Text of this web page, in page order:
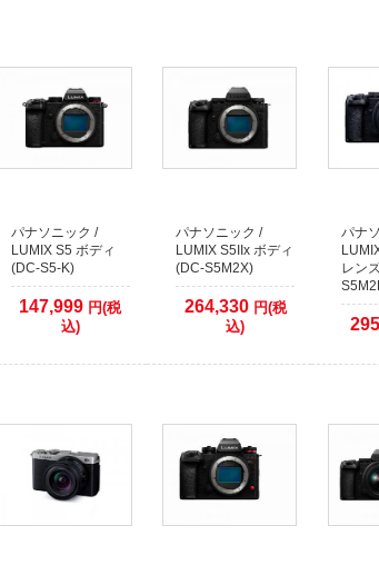
ービス対応いたしました
ひ本人認証サービスをご検討ください。
認証サービスをご利用いただいた場合、決済確認時間を早め
)出荷までお時間がかかりますので予めご了承ください。
注文について
。
ようお願いいたします。
パナソニック /
LUMIX S5 ボディ
(DC-S5-K)
147,999 円(税
込)
パナソニック /
LUMIX S5IIx ボディ
(DC-S5M2X)
264,330円(税
込)
パナ
レン